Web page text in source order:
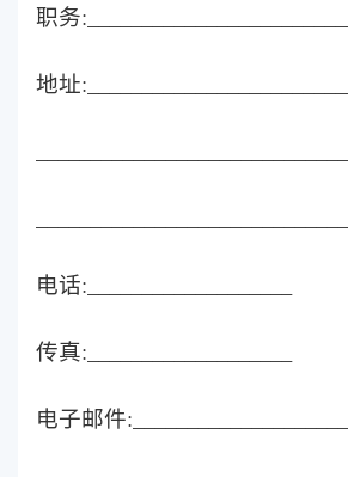
职务
地址
电话:___________________
传真:___________________
电子邮件